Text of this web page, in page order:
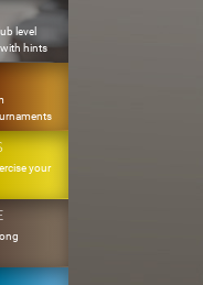
level
hints
your